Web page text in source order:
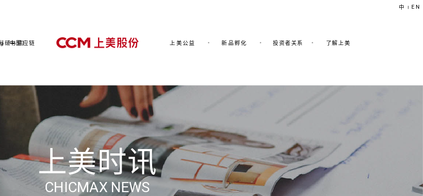
（中国）
研与供应链 上美公益 新品孵化 投资者关系 了解上美
中 | EN
上美时讯
CHICMAX NEWS